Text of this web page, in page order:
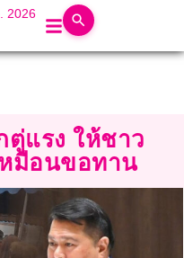
2026
ตู่แรง ให้ชาว
มือนขอทาน